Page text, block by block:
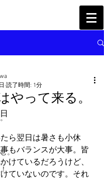
。
やって来る。
読了時間: 1分
ら翌日は暑さも小休
もバランスが大事。皆
けているだろうけど、
ていないのです。それ